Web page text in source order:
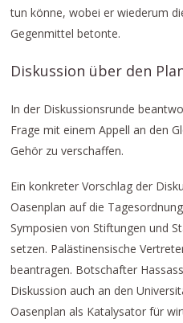
tun könne, wobei er wiederum
Gegenmittel betonte.
Diskussion über den
In der Diskussionsrunde
Frage mit einem Appell an den
Gehör zu verschaffen.
Ein konkreter Vorschlag der
Oasenplan auf die
Symposien von Stiftungen und
setzen. Palästinensische
beantragen. Botschafter
Diskussion auch an den
Oasenplan als Katalysator für